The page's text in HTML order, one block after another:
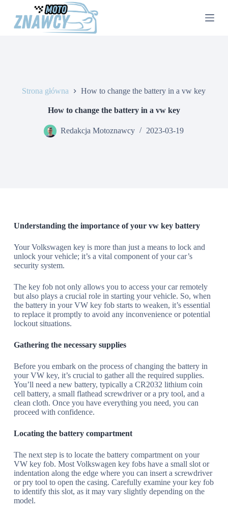
Strona główna How to change the battery in a vw key
How to change the battery in a vw key
Redakcja Motoznawcy 2023-03-19
Understanding the importance of your vw key battery
Your Volkswagen key is more than just a means to lock and
unlock your vehicle; it’s a vital component of your car’s
security system.
The key fob not only allows you to access your car remotely
but also plays a crucial role in starting your vehicle. So, when
the battery in your VW key fob starts to weaken, it’s essential
to replace it promptly to avoid any inconvenience or potential
lockout situations.
Gathering the necessary supplies
Before you embark on the process of changing the battery in
your VW key, it’s crucial to gather all the required supplies.
You’ll need a new battery, typically a CR2032 lithium coin
cell battery, a small flathead screwdriver or a pry tool, and a
clean cloth. Once you have everything you need, you can
proceed with confidence.
Locating the battery compartment
The next step is to locate the battery compartment on your
VW key fob. Most Volkswagen key fobs have a small slot or
indentation along the edge where you can insert a screwdriver
or pry tool to open the casing. Carefully examine your key fob
to identify this slot, as it may vary slightly depending on the
model.